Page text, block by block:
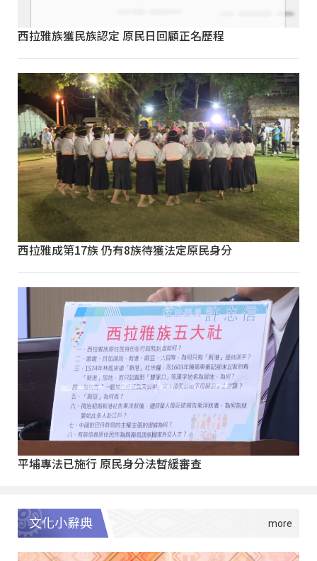
西拉雅族獲民族認定 原民日回顧正名歷程
西拉雅成第17族 仍有8族待獲法定原民身分
平埔專法已施行 原民身分法暫緩審查
文化小辭典